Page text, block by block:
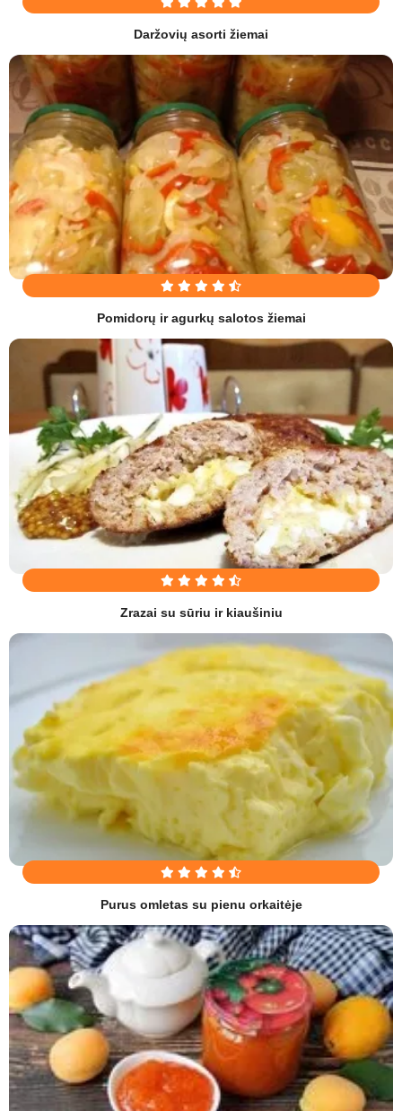
Daržovių asorti žiemai
Pomidorų ir agurkų salotos žiemai
Zrazai su sūriu ir kiaušiniu
Purus omletas su pienu orkaitėje